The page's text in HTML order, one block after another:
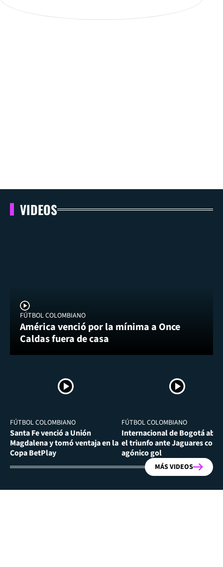
VIDEOS
FÚTBOL COLOMBIANO
América venció por la mínima a Once
Caldas fuera de casa
FÚTBOL COLOMBIANO
Santa Fe venció a Unión
Magdalena y tomó ventaja en la
Copa BetPlay
FÚTBOL COLOMBIANO
Internacional de Bogotá
el triunfo ante Jaguares con
agónico gol
MÁS VIDEOS